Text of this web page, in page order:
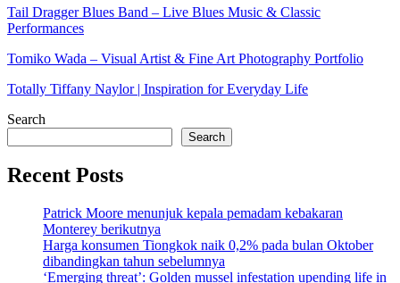
Tail Dragger Blues Band – Live Blues Music & Classic
Performances
Tomiko Wada – Visual Artist & Fine Art Photography Portfolio
Totally Tiffany Naylor | Inspiration for Everyday Life
Search
Search
Recent Posts
Patrick Moore menunjuk kepala pemadam kebakaran
Monterey berikutnya
Harga konsumen Tiongkok naik 0,2% pada bulan Oktober
dibandingkan tahun sebelumnya
‘Emerging threat’: Golden mussel infestation upending life in